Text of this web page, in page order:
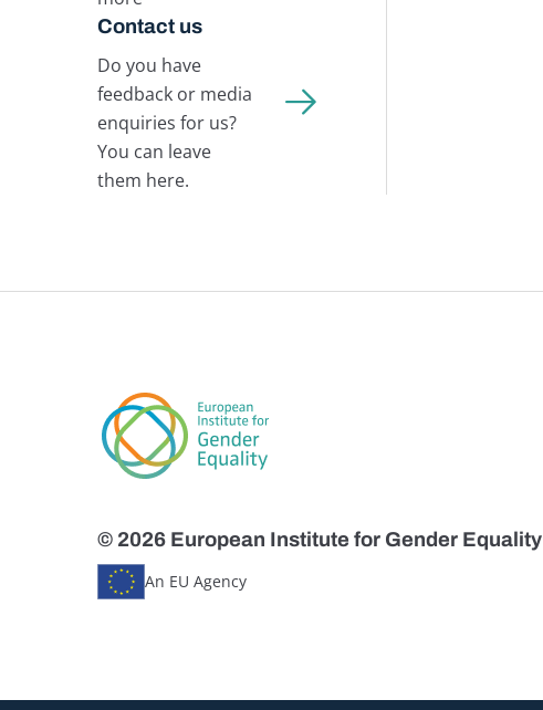
Contact us
Do you have
feedback or media
enquiries for us?
You can leave
them here.
© 2026 European Institute for Gender Equality
An EU Agency